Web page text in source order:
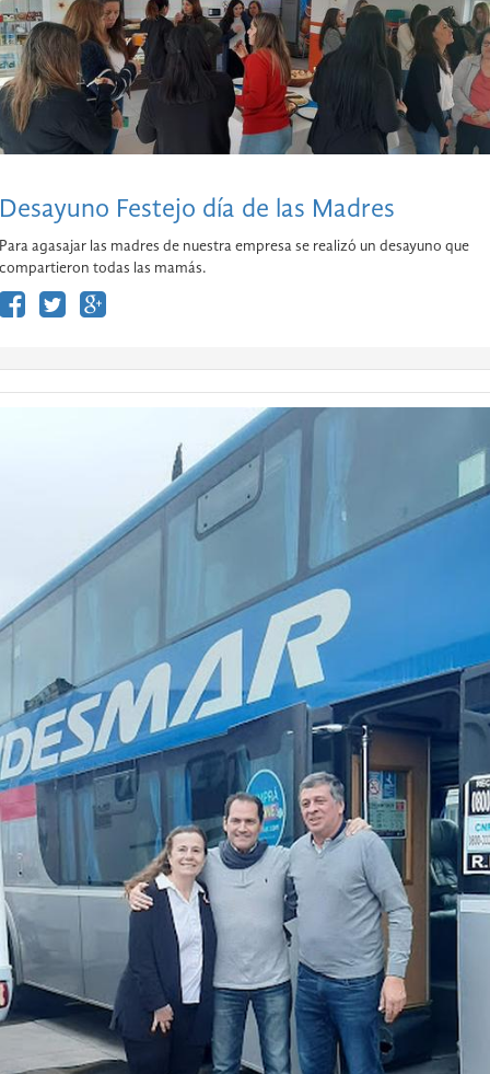
Desayuno Festejo día de las Madres
Para agasajar las madres de nuestra empresa se realizó un desayuno que
compartieron todas las mamás.